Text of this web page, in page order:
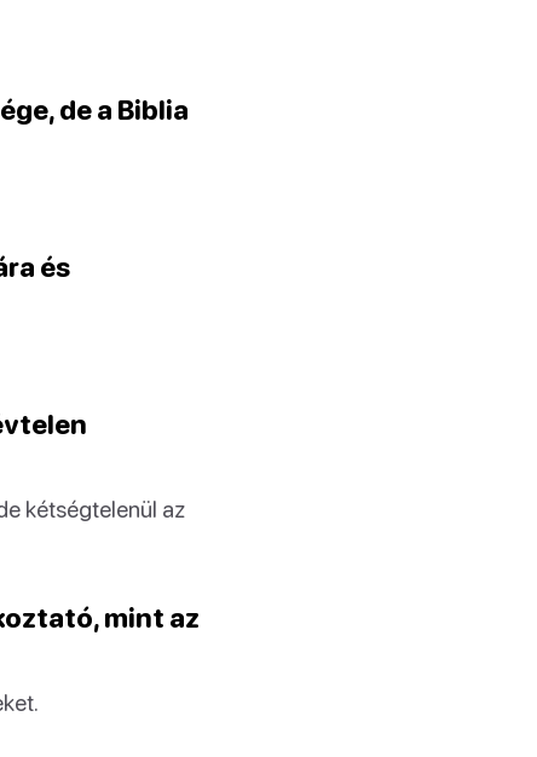
de a Biblia
és
kétségtelenül az
mint az